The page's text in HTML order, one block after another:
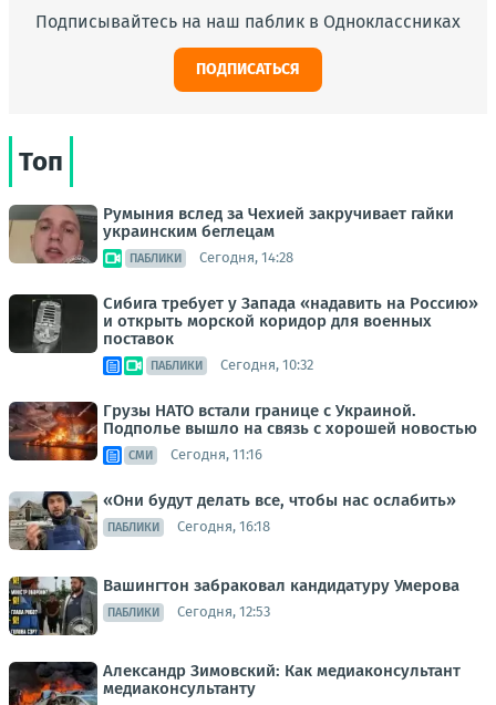
Подписывайтесь на наш паблик в Одноклассниках
ПОДПИСАТЬСЯ
Топ
Румыния вслед за Чехией закручивает гайки
украинским беглецам
ПАБЛИКИ Сегодня, 14:28
Сибига требует у Запада «надавить на Россию»
и открыть морской коридор для военных
поставок
ПАБЛИКИ Сегодня, 10:32
Грузы НАТО встали границе с Украиной.
Подполье вышло на связь с хорошей новостью
СМИ Сегодня, 11:16
«Они будут делать все, чтобы нас ослабить»
ПАБЛИКИ Сегодня, 16:18
Вашингтон забраковал кандидатуру Умерова
ПАБЛИКИ Сегодня, 12:53
Александр Зимовский: Как медиаконсультант
медиаконсультанту